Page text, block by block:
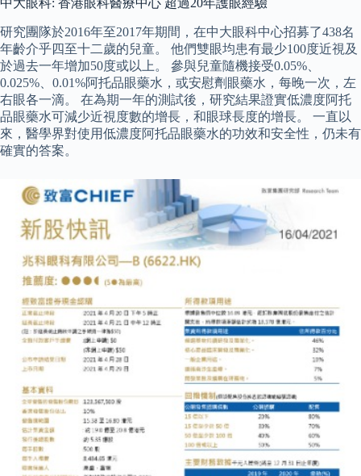
中大眼科: 香港眼科醫療中心 超過20年護眼經驗
研究團隊於2016年至2017年期間，在中大眼科中心招募了438名
年齡介乎四至十二歲的兒童。 他們雙眼均患有最少100度近視及
於過去一年增加50度或以上。 參與兒童隨機接受0.05%、
0.025%、0.01%阿托品眼藥水，或安慰劑眼藥水，每晚一次，左
右眼各一滴。 在為期一年的測試後，研究結果證實低濃度阿托
品眼藥水可減少近視度數的增長，和眼球長度的增長。 一直以
來，醫學界對使用低濃度阿托品眼藥水的功效和安全性，仍未有
確實的答案。